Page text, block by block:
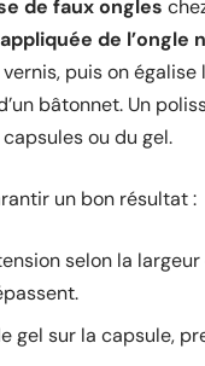
de faux ongles
de l’ongle
puis on
bâtonnet. Un
ou du gel.
un bon résultat :
selon la largeur
gel sur la capsule,